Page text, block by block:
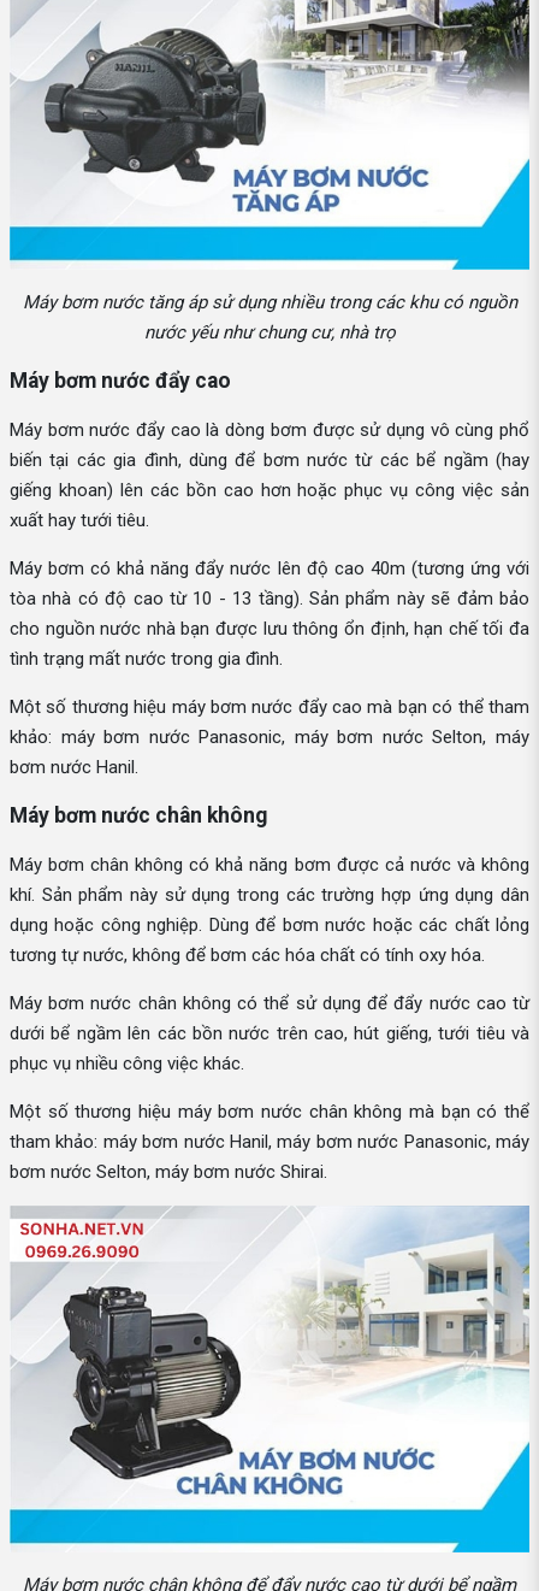
Máy bơm nước tăng áp sử dụng nhiều trong các khu có nguồn
nước yếu như chung cư, nhà trọ
Máy bơm nước đẩy cao
Máy bơm nước đẩy cao là dòng bơm được sử dụng vô cùng phổ
biến tại các gia đình, dùng để bơm nước từ các bể ngầm (hay
giếng khoan) lên các bồn cao hơn hoặc phục vụ công việc sản
xuất hay tưới tiêu.
Máy bơm có khả năng đẩy nước lên độ cao 40m (tương ứng với
tòa nhà có độ cao từ 10 - 13 tầng). Sản phẩm này sẽ đảm bảo
cho nguồn nước nhà bạn được lưu thông ổn định, hạn chế tối đa
tình trạng mất nước trong gia đình.
Một số thương hiệu máy bơm nước đẩy cao mà bạn có thể tham
khảo: máy bơm nước Panasonic, máy bơm nước Selton, máy
bơm nước Hanil.
Máy bơm nước chân không
Máy bơm chân không có khả năng bơm được cả nước và không
khí. Sản phẩm này sử dụng trong các trường hợp ứng dụng dân
dụng hoặc công nghiệp. Dùng để bơm nước hoặc các chất lỏng
tương tự nước, không để bơm các hóa chất có tính oxy hóa.
Máy bơm nước chân không có thể sử dụng để đẩy nước cao từ
dưới bể ngầm lên các bồn nước trên cao, hút giếng, tưới tiêu và
phục vụ nhiều công việc khác.
Một số thương hiệu máy bơm nước chân không mà bạn có thể
tham khảo: máy bơm nước Hanil, máy bơm nước Panasonic, máy
bơm nước Selton, máy bơm nước Shirai.
Máy bơm nước chân không để đẩy nước cao từ dưới bể ngầm